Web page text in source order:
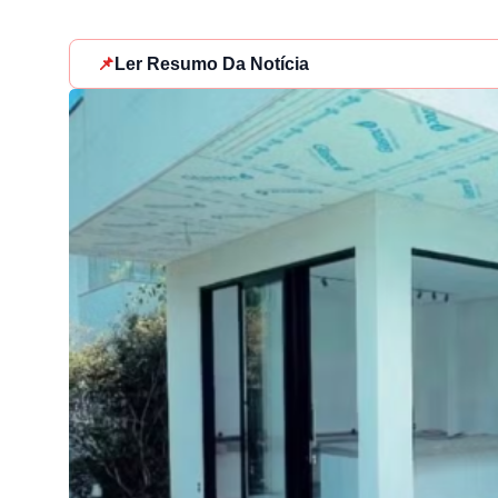
📌 Ler Resumo Da Notícia